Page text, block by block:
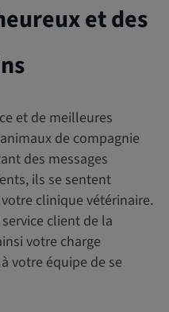
et des
et de meilleures
de compagnie
des messages
ils se sentent
clinique vétérinaire.
client de la
votre charge
votre équipe de se